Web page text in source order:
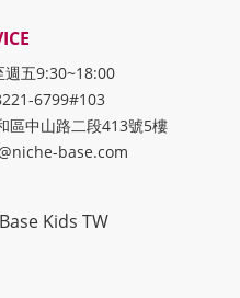
週五9:30~18:00
6799#103
區中山路二段413號5樓
base.com
Kids TW